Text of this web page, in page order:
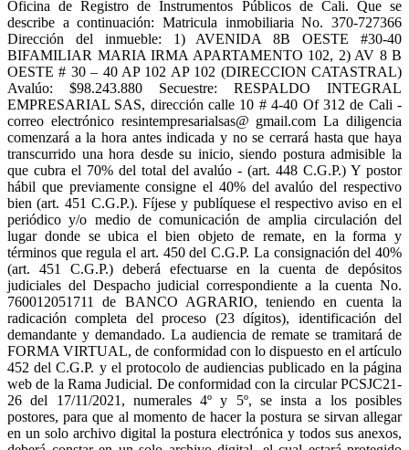
Oficina de Registro de Instrumentos Públicos de Cali. Que se
describe a continuación: Matricula inmobiliaria No. 370-727366
Dirección del inmueble: 1) AVENIDA 8B OESTE #30-40
BIFAMILIAR MARIA IRMA APARTAMENTO 102, 2) AV 8 B
OESTE # 30 – 40 AP 102 AP 102 (DIRECCION CATASTRAL)
Avalúo: $98.243.880 Secuestre: RESPALDO INTEGRAL
EMPRESARIAL SAS, dirección calle 10 # 4-40 Of 312 de Cali -
correo electrónico resintempresarialsas@ gmail.com La diligencia
comenzará a la hora antes indicada y no se cerrará hasta que haya
transcurrido una hora desde su inicio, siendo postura admisible la
que cubra el 70% del total del avalúo - (art. 448 C.G.P.) Y postor
hábil que previamente consigne el 40% del avalúo del respectivo
bien (art. 451 C.G.P.). Fíjese y publíquese el respectivo aviso en el
periódico y/o medio de comunicación de amplia circulación del
lugar donde se ubica el bien objeto de remate, en la forma y
términos que regula el art. 450 del C.G.P. La consignación del 40%
(art. 451 C.G.P.) deberá efectuarse en la cuenta de depósitos
judiciales del Despacho judicial correspondiente a la cuenta No.
760012051711 de BANCO AGRARIO, teniendo en cuenta la
radicación completa del proceso (23 dígitos), identificación del
demandante y demandado. La audiencia de remate se tramitará de
FORMA VIRTUAL, de conformidad con lo dispuesto en el artículo
452 del C.G.P. y el protocolo de audiencias publicado en la página
web de la Rama Judicial. De conformidad con la circular PCSJC21-
26 del 17/11/2021, numerales 4º y 5º, se insta a los posibles
postores, para que al momento de hacer la postura se sirvan allegar
en un solo archivo digital la postura electrónica y todos sus anexos,